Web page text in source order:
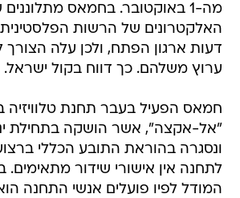
מה-1 באוקטובר. בחמאס
האלקטרונים של הרשות
דעות ארגון הפתח, ולכן עלה הצורך
ערוץ משלהם. כך דווח בקול ישראל.
חמאס הפעיל בעבר תחנת טלוויזיה
"אל-אקצה", אשר הושקה בתחילת
ונסגרה בהוראת התובע הכללי
לתחנה אין אישורי שידור מתאימים.
המודל לפיו פועלים אנשי התחנה